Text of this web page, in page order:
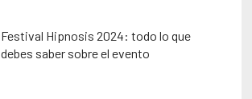
Festival Hipnosis 2024: todo lo que
debes saber sobre el evento